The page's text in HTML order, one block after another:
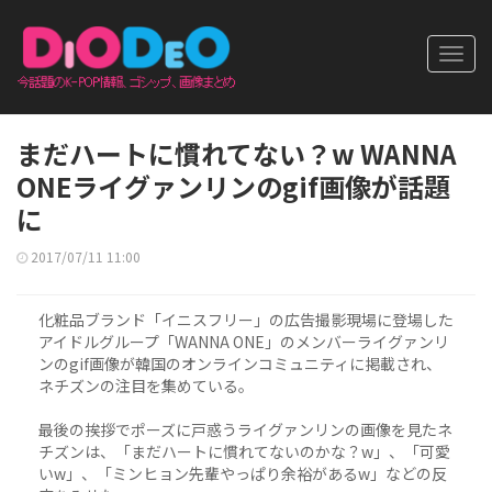
まだハートに慣れてない？w WANNA
ONEライグァンリンのgif画像が話題
に
2017/07/11 11:00
化粧品ブランド「イニスフリー」の広告撮影現場に登場した
アイドルグループ「WANNA ONE」のメンバーライグァンリ
ンのgif画像が韓国のオンラインコミュニティに掲載され、
ネチズンの注目を集めている。
最後の挨拶でポーズに戸惑うライグァンリンの画像を見たネ
チズンは、「まだハートに慣れてないのかな？w」、「可愛
いw」、「ミンヒョン先輩やっぱり余裕があるw」などの反